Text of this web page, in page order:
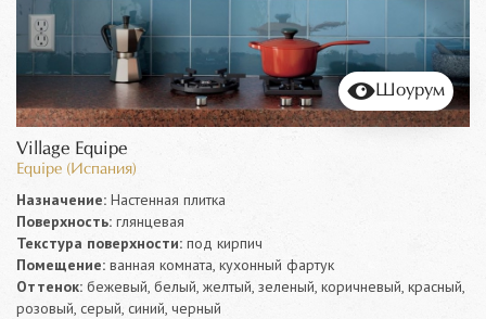
Шоурум
Village Equipe
Equipe (Испания)
Назначение: Настенная плитка
Поверхность: глянцевая
Текстура поверхности: под кирпич
Помещение: ванная комната, кухонный фартук
Оттенок: бежевый, белый, желтый, зеленый, коричневый, красный,
розовый, серый, синий, черный